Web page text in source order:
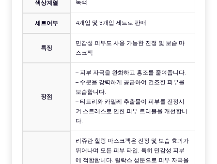
색상계열 녹색
세트여부 4개입 및 3개입 세트로 판매
특징
민감성 피부도 사용 가능한 진정 및 보습 마
스크팩
장점
– 피부 자극을 완화하고 홍조를 줄여줍니다.
– 수분을 강력하게 공급하여 건조한 피부를
보습합니다.
– 티트리와 카밀레 추출물이 피부를 진정시
켜 스트레스로 인한 피부 트러블을 개선합니
다.
리쥬란 힐링 마스크팩은 진정 및 보습 효과가
뛰어나며 모든 피부 타입, 특히 민감성 피부
에 적합합니다. 릴락스 성분으로 피부 자극을